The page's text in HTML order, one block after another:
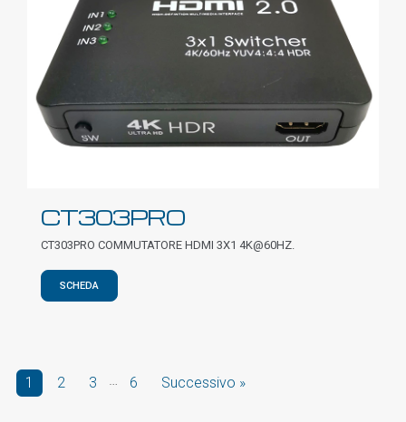
CT303PRO
CT303PRO COMMUTATORE HDMI 3X1 4K@60HZ.
SCHEDA
1 2 3 … 6 Successivo »